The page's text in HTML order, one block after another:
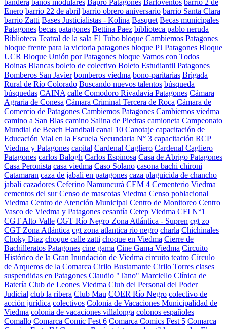
bandera baños modulares Bapro Patagones Barloventos barrio 2 de
Enero barrio 22 de abril barrio obrero aniversario barrio Santa Clara
barrio Zatti Bases Justicialistas - Kolina Basquet Becas municipales
Patagones becas patagones Bettina Paez biblioteca pablo neruda
Biblioteca Teatral de la sala El Tubo bloque Cambiemos Patagones
bloque frente para la victoria patagones bloque PJ Patagones Bloque
UCR Bloque Unión por Patagones bloque Vamos con Todos
Boinas Blancas boleto de colectivo Boleto Estudiantil Patagones
Bomberos San Javier bomberos viedma bono-paritarias Brigada
Rural de Río Colorado Buscando nuevos talentos búsqueda
búsquedas CAINA calle Comodoro Rivadavia Patagones Cámara
Agraria de Conesa Cámara Criminal Tercera de Roca Cámara de
Comercio de Patagones Cambiemos Patagones Cambiemos viedma
camino a San Blas camino Salina de Piedras camioneta Campeonato
Mundial de Beach Handball canal 10 Canotaje capacitación de
Educación Vial en la Escuela Secundaria N° 3 capacitación RCP
Viedma y Patagones capital Cardenal Cagliero Cardenal Cagliero
Patagones carlos Balogh Carlos Espinosa Casa de Abrigo Patagones
Casa Peronista casa viedma Caso Solano casona bachi chironi
Catamaran caza de jabali en patagones caza plaguicida de chancho
jabali cazadores Ceferino Namuncurá CEM 4 Cementerio Viedma
cementos del sur Censo de mascotas Viedma Censo poblacional
Viedma Centro de Atención Municipal Centro de Monitoreo Centro
Vasco de Viedma y Patagones cesantía Cetep Viedma CFI N°1
CGT Alto Valle CGT Río Negro Zona Atlántica - Supren cgt zo
CGT Zona Atlántica cgt zona atlantica rio negro charla Chichinales
Choky Diaz choque calle zatti choque en Viedma Cierre de
Bachilleratos Patagones cine gama Cine Gama Viedma Circuito
Histórico de la Gran Inundación de Viedma circuito teatro Círculo
de Arqueros de la Comarca Cirilo Bustamante Cirilo Torres clases
suspendidas en Patagones Claudio "Tano" Marciello Clínica de
Batería Club de Leones Viedma Club del Personal del Poder
Judicial club la ribera Club Mau COER Río Negro colectivo de
acción jurídica colectivos Colonia de Vacaciones Municipalidad de
Viedma colonia de vacaciones villalonga colonos españoles
Comallo Comarca Comic Fest 6 Comarca Comics Fest 5 Comarca